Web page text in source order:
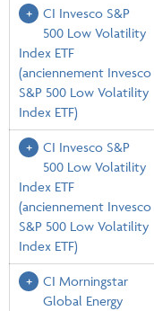
CI Invesco S&P
500 Low Volatility
Index ETF
(anciennement Invesco
S&P 500 Low Volatility
Index ETF)
CI Invesco S&P
500 Low Volatility
Index ETF
(anciennement Invesco
S&P 500 Low Volatility
Index ETF)
CI Morningstar
Global Energy